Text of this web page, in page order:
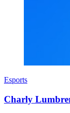
Esports
Charly